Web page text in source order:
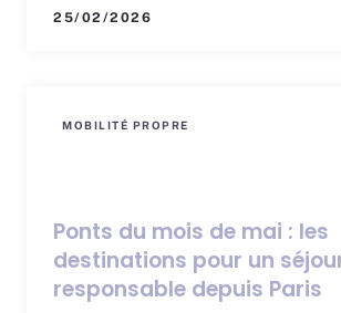
25/02/2026
MOBILITÉ PROPRE
Ponts du mois de mai : les
destinations pour un
responsable depuis Paris